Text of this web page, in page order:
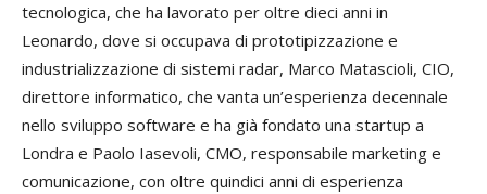
tecnologica, che ha lavorato per oltre dieci anni in
Leonardo, dove si occupava di prototipizzazione e
industrializzazione di sistemi radar, Marco Matascioli, CIO,
direttore informatico, che vanta un’esperienza decennale
nello sviluppo software e ha già fondato una startup a
Londra e Paolo Iasevoli, CMO, responsabile marketing e
comunicazione, con oltre quindici anni di esperienza